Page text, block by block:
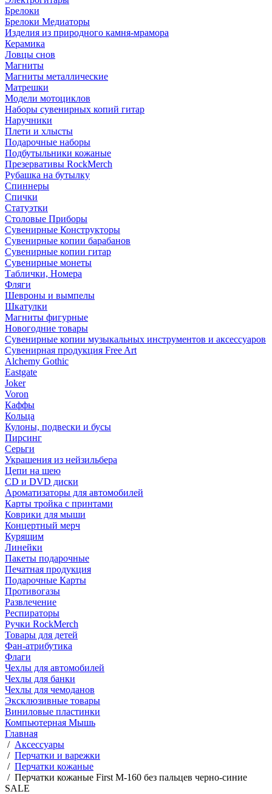
Брелоки
Брелоки Медиаторы
Изделия из природного камня-мрамора
Керамика
Ловцы снов
Магниты
Магниты металлические
Матрешки
Модели мотоциклов
Наборы сувенирных копий гитар
Наручники
Плети и хлысты
Подарочные наборы
Подбутыльники кожаные
Презервативы RockMerch
Рубашка на бутылку
Спиннеры
Спички
Статуэтки
Столовые Приборы
Сувенирные Конструкторы
Сувенирные копии барабанов
Сувенирные копии гитар
Сувенирные монеты
Таблички, Номера
Фляги
Шевроны и вымпелы
Шкатулки
Магниты фигурные
Новогодние товары
Сувенирные копии музыкальных инструментов и аксессуаров
Сувенирная продукция Free Art
Alchemy Gothic
Eastgate
Joker
Voron
Каффы
Кольца
Кулоны, подвески и бусы
Пирсинг
Серьги
Украшения из нейзильбера
Цепи на шею
CD и DVD диски
Ароматизаторы для автомобилей
Карты тройка с принтами
Коврики для мыши
Концертный мерч
Курящим
Линейки
Пакеты подарочные
Печатная продукция
Подарочные Карты
Противогазы
Развлечение
Респираторы
Ручки RockMerch
Товары для детей
Фан-атрибутика
Флаги
Чехлы для автомобилей
Чехлы для банки
Чехлы для чемоданов
Эксклюзивные товары
Виниловые пластинки
Компьютерная Мышь
Главная
/ Аксессуары
/ Перчатки и варежки
/ Перчатки кожаные
/ Перчатки кожаные First M-160 без пальцев черно-синие
SALE